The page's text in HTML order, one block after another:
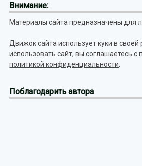
Внимание:
Материалы сайта предназначены для
Движок сайта использует куки в
использовать сайт, вы соглашаетесь с
политикой конфиденциальности
Поблагодарить автора